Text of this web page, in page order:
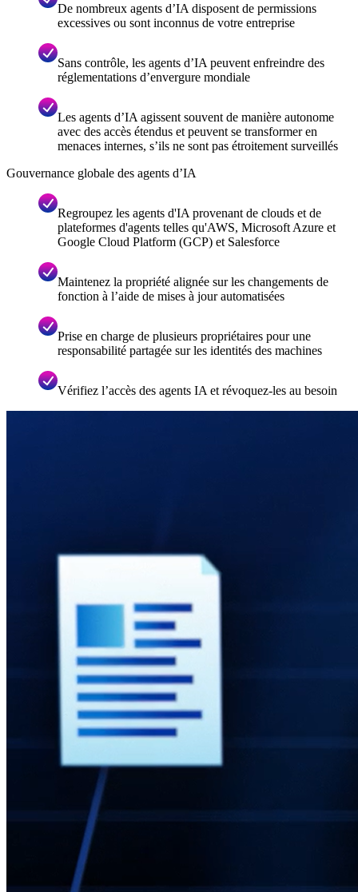
De nombreux agents d’IA disposent de permissions
excessives ou sont inconnus de votre entreprise
Sans contrôle, les agents d’IA peuvent enfreindre des
réglementations d’envergure mondiale
Les agents d’IA agissent souvent de manière autonome
avec des accès étendus et peuvent se transformer en
menaces internes, s’ils ne sont pas étroitement surveillés
Gouvernance globale des agents d’IA
Regroupez les agents d'IA provenant de clouds et de
plateformes d'agents telles qu'AWS, Microsoft Azure et
Google Cloud Platform (GCP) et Salesforce
Maintenez la propriété alignée sur les changements de
fonction à l’aide de mises à jour automatisées
Prise en charge de plusieurs propriétaires pour une
responsabilité partagée sur les identités des machines
Vérifiez l’accès des agents IA et révoquez-les au besoin